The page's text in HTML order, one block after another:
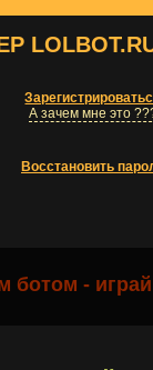
А зачем мне это
Восстановить
ботом -